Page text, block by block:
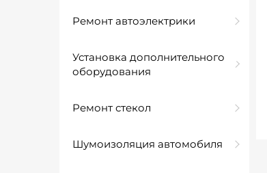
Ремонт автоэлектрики
Установка дополнительного
оборудования
Ремонт стекол
Шумоизоляция автомобиля